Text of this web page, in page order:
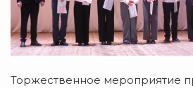
Торжественное мероприятие